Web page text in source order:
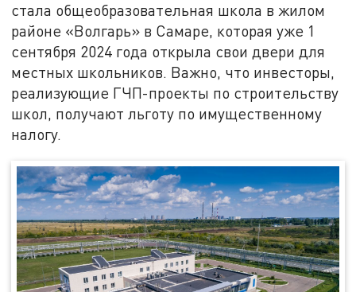
стала общеобразовательная школа в жилом
районе «Волгарь» в Самаре, которая уже 1
сентября 2024 года открыла свои двери для
местных школьников. Важно, что инвесторы,
реализующие ГЧП-проекты по строительству
школ, получают льготу по имущественному
налогу.